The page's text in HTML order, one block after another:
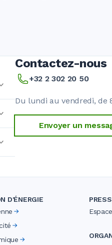
Contactez-nous
+32 2 302 20 50
Du lundi au vendredi, de
Envoyer un
D'ÉNERGIE